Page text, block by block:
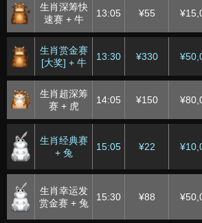
生肖深筹快
速赛 + 牛
13:05 ¥55
生肖赏金赛
[大奖] + 牛
13:30 ¥330
生肖超深筹
赛 + 虎
14:05 ¥150
生肖经典赛
+ 兔
15:05 ¥22
生肖幸运发
赏金赛 + 兔
15:30 ¥88